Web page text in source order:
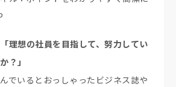
理想の社員を目指して、努力してい
？」
でいるとおっしゃったビジネス誌や